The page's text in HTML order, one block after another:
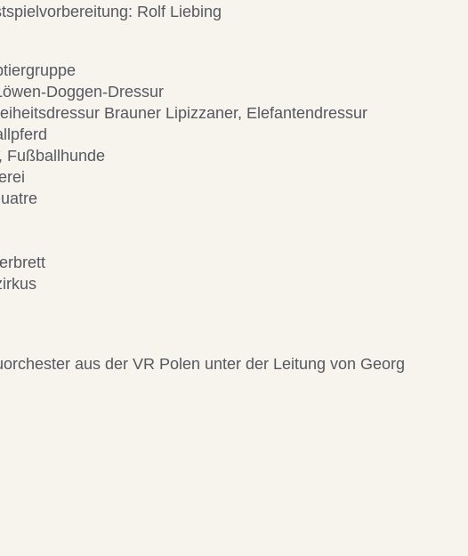
Rolf Liebing
Doggen-Dressur
Brauner Lipizzaner, Elefantendressur
Fußballhunde
aus der VR Polen unter der Leitung von Georg